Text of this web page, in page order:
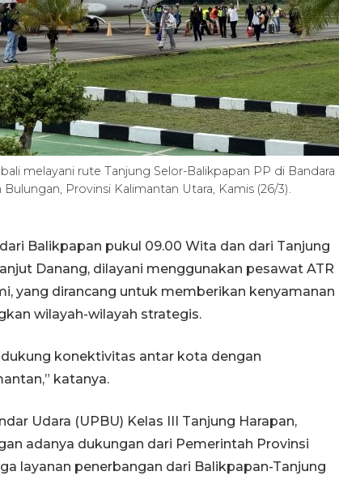
melayani rute Tanjung Selor-Balikpapan PP di Bandara
Provinsi Kalimantan Utara, Kamis (26/3).
Balikpapan pukul 09.00 Wita dan dari Tanjung
Danang, dilayani menggunakan pesawat ATR
yang dirancang untuk memberikan kenyamanan
wilayah-wilayah strategis.
konektivitas antar kota dengan
katanya.
Udara (UPBU) Kelas III Tanjung Harapan,
adanya dukungan dari Pemerintah Provinsi
layanan penerbangan dari Balikpapan-Tanjung